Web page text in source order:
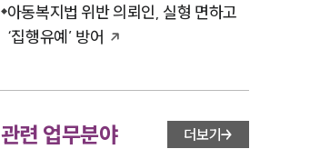
아동복지법 위반 의뢰인, 실형 면하고
‘집행유예’ 방어
관련 업무분야 더보기